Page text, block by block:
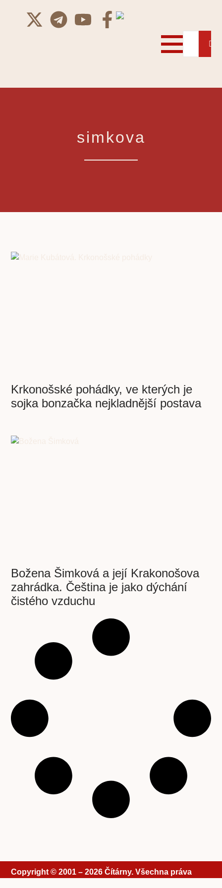
simkova
Krkonošské pohádky, ve kterých je
sojka bonzačka nejkladnější postava
Božena Šimková a její Krakonošova
zahrádka. Čeština je jako dýchání
čistého vzduchu
Copyright © 2001 – 2026 Čítárny. Všechna práva